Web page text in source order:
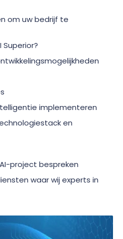
om uw bedrijf te
implementeren
en
project bespreken
waar wij experts in